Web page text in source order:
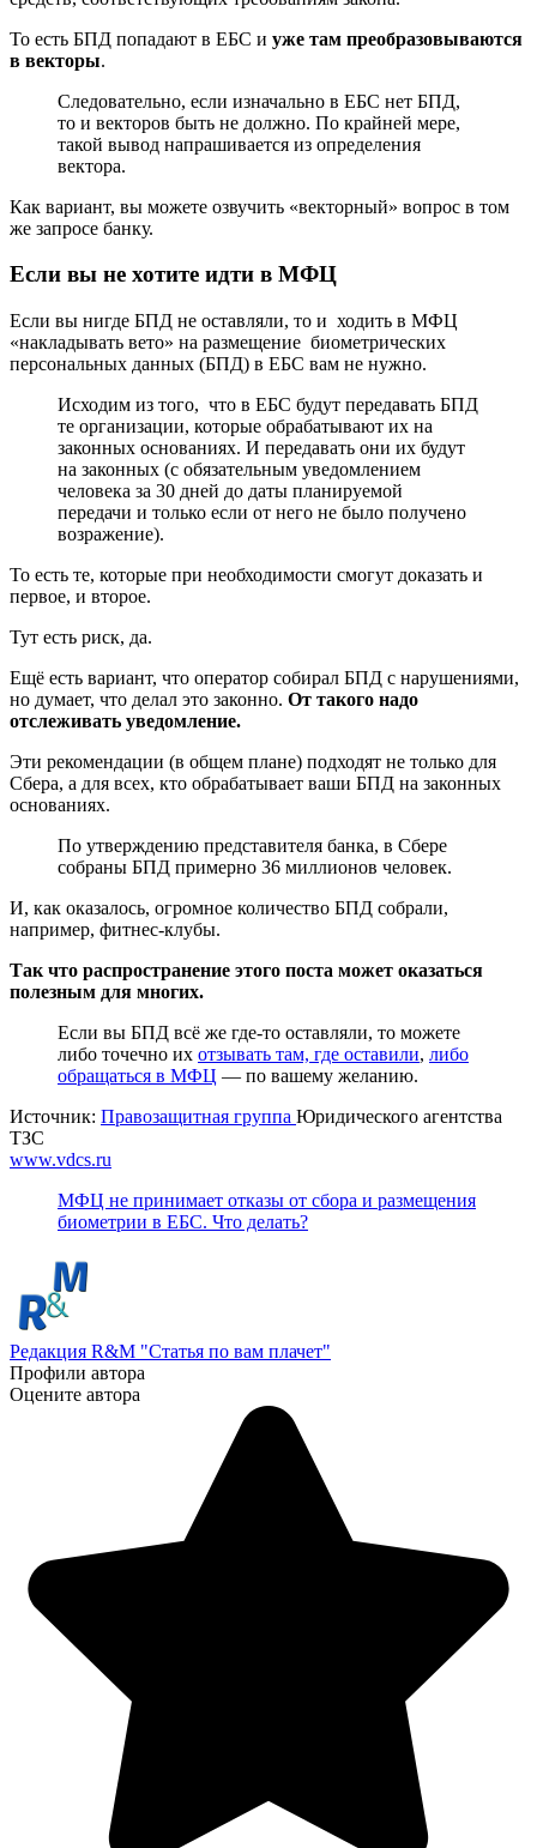
То есть БПД попадают в ЕБС и уже там преобразовываются
в векторы.
Следовательно, если изначально в ЕБС нет БПД,
то и векторов быть не должно. По крайней мере,
такой вывод напрашивается из определения
вектора.
Как вариант, вы можете озвучить «векторный» вопрос в том
же запросе банку.
Если вы не хотите идти в МФЦ
Если вы нигде БПД не оставляли, то и ходить в МФЦ
«накладывать вето» на размещение биометрических
персональных данных (БПД) в ЕБС вам не нужно.
Исходим из того, что в ЕБС будут передавать БПД
те организации, которые обрабатывают их на
законных основаниях. И передавать они их будут
на законных (с обязательным уведомлением
человека за 30 дней до даты планируемой
передачи и только если от него не было получено
возражение).
То есть те, которые при необходимости смогут доказать и
первое, и второе.
Тут есть риск, да.
Ещё есть вариант, что оператор собирал БПД с нарушениями,
но думает, что делал это законно. От такого надо
отслеживать уведомление.
Эти рекомендации (в общем плане) подходят не только для
Сбера, а для всех, кто обрабатывает ваши БПД на законных
основаниях.
По утверждению представителя банка, в Сбере
собраны БПД примерно 36 миллионов человек.
И, как оказалось, огромное количество БПД собрали,
например, фитнес-клубы.
Так что распространение этого поста может оказаться
полезным для многих.
Если вы БПД всё же где-то оставляли, то можете
либо точечно их отзывать там, где оставили, либо
обращаться в МФЦ — по вашему желанию.
Источник: Правозащитная группа Юридического агентства
ТЗС
www.vdcs.ru
МФЦ не принимает отказы от сбора и размещения
биометрии в ЕБС. Что делать?
Редакция R&M "Статья по вам плачет"
Профили автора
Оцените автора